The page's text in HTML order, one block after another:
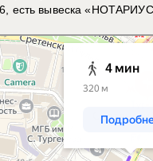
есть вывеска
доехать на автомобиле,